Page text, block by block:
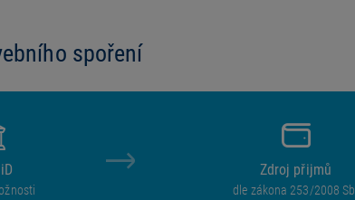
spoření
Zdroj přijmů
dle zákona 253/2008 Sb.